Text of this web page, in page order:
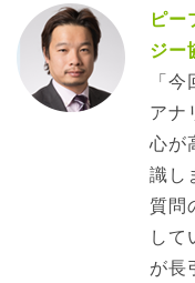
ピー
ジ
「
アナ
心が
識し
質問
し
が長